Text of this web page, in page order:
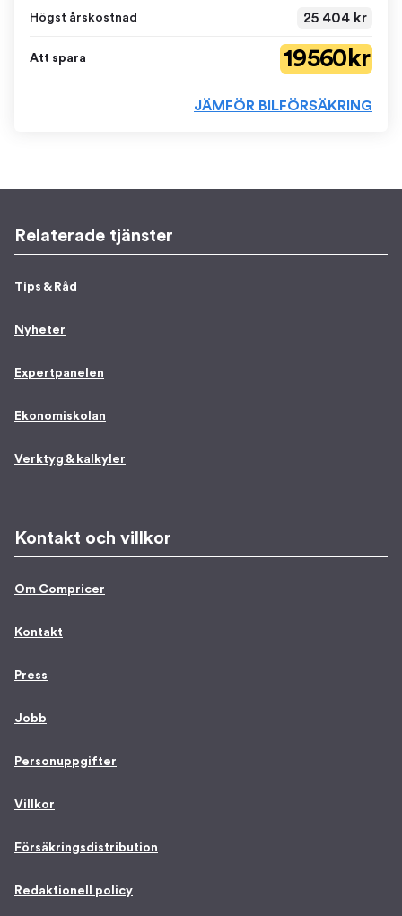
Högst årskostnad 25 404 kr
Att spara 19 560 kr
JÄMFÖR BILFÖRSÄKRING
Relaterade tjänster
Tips & Råd
Nyheter
Expertpanelen
Ekonomiskolan
Verktyg & kalkyler
Kontakt och villkor
Om Compricer
Kontakt
Press
Jobb
Personuppgifter
Villkor
Försäkringsdistribution
Redaktionell policy